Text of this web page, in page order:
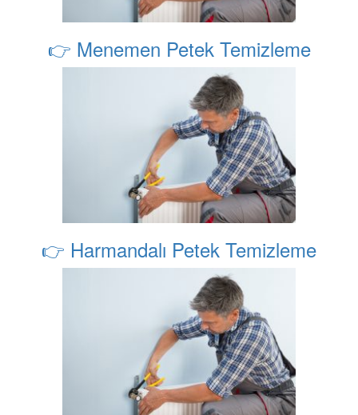
👉 Menemen Petek Temizleme
👉 Harmandalı Petek Temizleme